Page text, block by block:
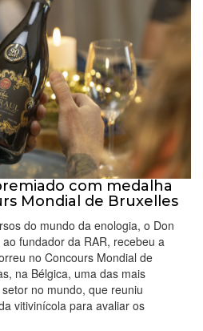
com medalha
Mondial de Bruxelles
do mundo da enologia, o Don
fundador da RAR, recebeu a
no Concours Mondial de
na Bélgica, uma das mais
no mundo, que reuniu
vitivinícola para avaliar os